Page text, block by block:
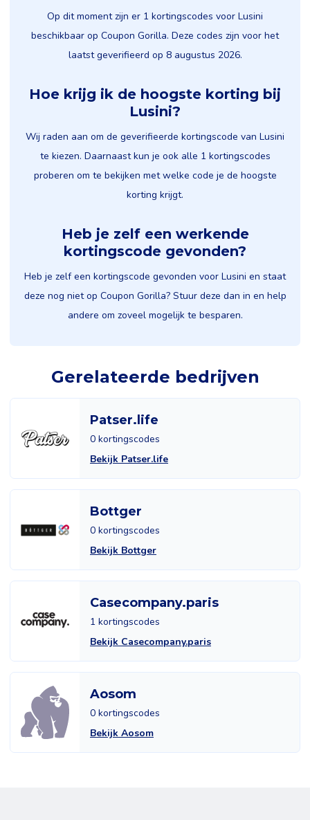
Op dit moment zijn er 1 kortingscodes voor Lusini
beschikbaar op Coupon Gorilla. Deze codes zijn voor het
laatst geverifieerd op 8 augustus 2026.
Hoe krijg ik de hoogste korting bij
Lusini?
Wij raden aan om de geverifieerde kortingscode van Lusini
te kiezen. Daarnaast kun je ook alle 1 kortingscodes
proberen om te bekijken met welke code je de hoogste
korting krijgt.
Heb je zelf een werkende
kortingscode gevonden?
Heb je zelf een kortingscode gevonden voor Lusini en staat
deze nog niet op Coupon Gorilla? Stuur deze dan in en help
andere om zoveel mogelijk te besparen.
Gerelateerde bedrijven
Patser.life
0 kortingscodes
Bekijk Patser.life
Bottger
0 kortingscodes
Bekijk Bottger
Casecompany.paris
1 kortingscodes
Bekijk Casecompany.paris
Aosom
0 kortingscodes
Bekijk Aosom